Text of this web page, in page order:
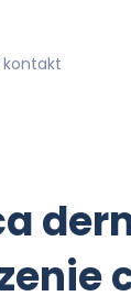
kontakt